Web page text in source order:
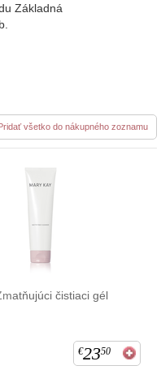
Základná
všetko do nákupného zoznamu
čistiaci gél
€2350